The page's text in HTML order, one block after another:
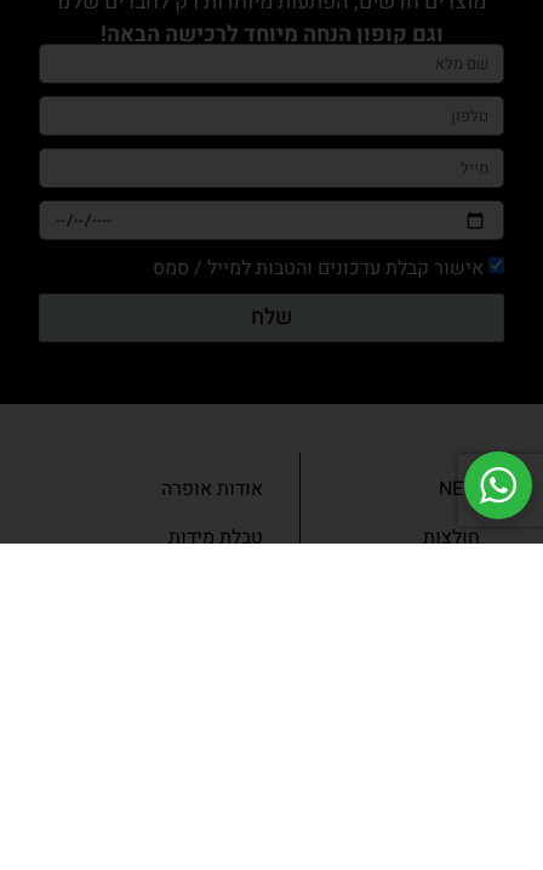
וגם קופון הנחה מיוחד לרכישה הבאה!
אישור קבלת עדכונים והטבות למייל / סמס
שלח
NEW
חולצות
אודות אופרה
טבלת מידות